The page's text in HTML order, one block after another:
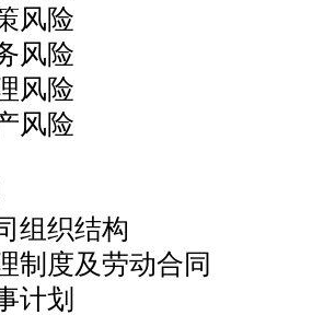
险
险
险
险
织结构
度及劳动合同
划